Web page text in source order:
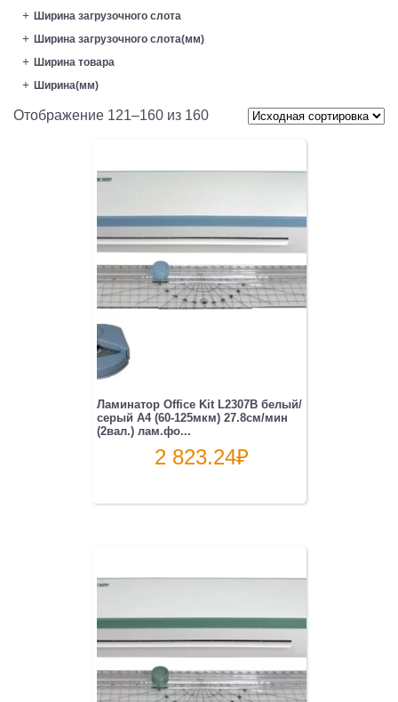
Ширина загрузочного слота
Ширина загрузочного слота(мм)
Ширина товара
Ширина(мм)
Отображение 121–160 из 160
Ламинатор Office Kit L2307B белый/
серый A4 (60-125мкм) 27.8см/мин
(2вал.) лам.фо...
2 823.24₽